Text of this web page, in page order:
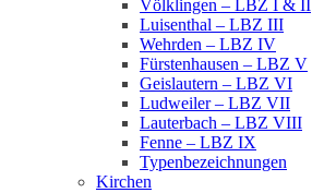
Völklingen – LBZ I & II
Luisenthal – LBZ III
Wehrden – LBZ IV
Fürstenhausen – LBZ V
Geislautern – LBZ VI
Ludweiler – LBZ VII
Lauterbach – LBZ VIII
Fenne – LBZ IX
Typenbezeichnungen
Kirchen